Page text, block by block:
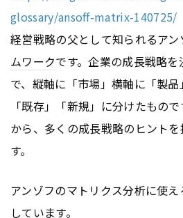
glossary/ansoff-matrix-140725/
経営戦略の父として知られるア
ムワークです。企業の成長戦略
で、縦軸に「市場」横軸に「製
「既存」「新規」に分けたもの
から、多くの成長戦略のヒント
す。
アンゾフのマトリクス分析に使
しています。